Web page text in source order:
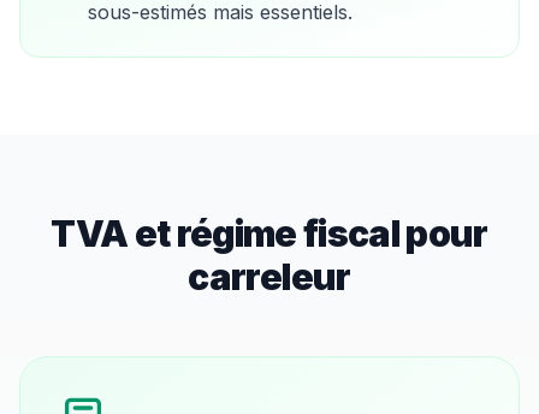
sous-estimés mais essentiels.
TVA et régime fiscal pour
carreleur